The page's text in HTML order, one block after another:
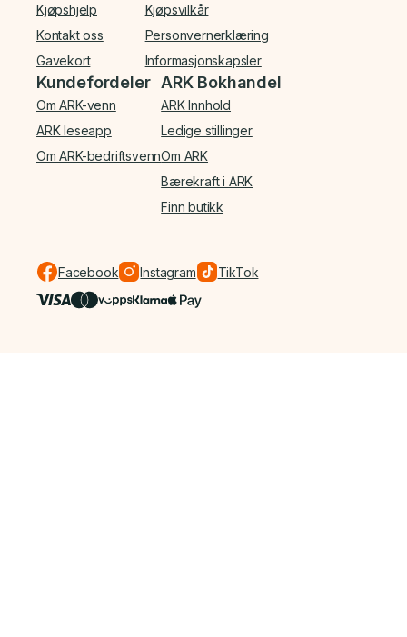
Kjøpshjelp
Kontakt oss
Gavekort
Kjøpsvilkår
Personvernerklæring
Informasjonskapsler
Kundefordeler
Om ARK-venn
ARK leseapp
Om ARK-bedriftsvenn
ARK Bokhandel
ARK Innhold
Ledige stillinger
Om ARK
Bærekraft i ARK
Finn butikk
Facebook Instagram TikTok